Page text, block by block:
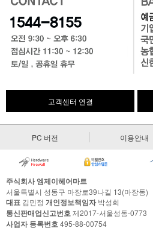
고객센터 연결
PC 버전 이용안내
주식회사 엠제이헤어마트
서울특별시 성동구 마장로39나길 13(마장동)
대표 김민정 개인정보책임자박성희
통신판매업신고번호제2017-서울성동-0773
사업자 등록번호495-88-00754